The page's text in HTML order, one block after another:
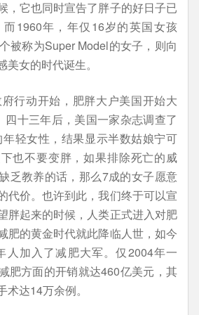
，它也同时宣告了胖子的好日子已
1960年，年仅16岁的英国女孩
被称为Super Model的女子，则向
女的时代诞生。
行动开始，肥胖大户美国开始大
四十三年后，美国一家杂志调查了
轻女性，结果显示半数姑娘宁可
也不要变胖，如果排除死亡的威
乏教养的话，那么7成的女子愿意
代价。也许到此，我们终于可以宣
胖起来的时候，人类正式进入对肥
肥的黄金时代就此降临人世，如今
人加入了减肥大军。仅2004年一
肥方面的开销就达460亿美元，其
达14万余例。